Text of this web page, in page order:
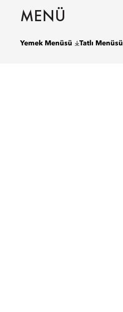
MENÜ
Yemek Menüsü Tatlı Menüsü